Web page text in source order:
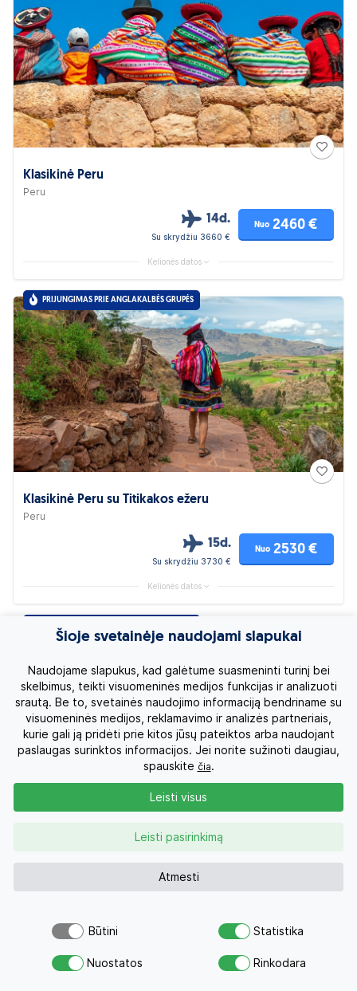
Klasikinė Peru
Peru
14d.
Su skrydžiu 3660 €
Nuo 2460 €
Kelionės datos
PRIJUNGIMAS PRIE ANGLAKALBĖS GRUPĖS
Klasikinė Peru su Titikakos ežeru
Peru
15d.
Su skrydžiu 3730 €
Nuo 2530 €
Kelionės datos
PRIJUNGIMAS PRIE ANGLAKALBĖS GRUPĖS
Savo svajonių atostogoms
domėjosi 17 žmonių
Šioje svetainėje naudojami slapukai
Naudojame slapukus, kad galėtume suasmeninti turinį bei
skelbimus, teikti visuomeninės medijos funkcijas ir analizuoti
srautą. Be to, svetainės naudojimo informaciją bendriname su
visuomeninės medijos, reklamavimo ir analizės partneriais,
kurie gali ją pridėti prie kitos jūsų pateiktos arba naudojant
paslaugas surinktos informacijos. Jei norite sužinoti daugiau,
spauskite čia.
Atmesti
Leisti pasirinkimą
Leisti visus
Būtini Statistika
Nuostatos Rinkodara